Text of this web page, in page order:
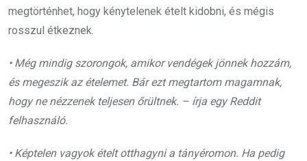
megtörténhet, hogy kénytelenek ételt kidobni, és mégis
rosszul étkeznek.
• Még mindig szorongok, amikor vendégek jönnek hozzám,
és megeszik az ételemet. Bár ezt megtartom magamnak,
hogy ne nézzenek teljesen őrültnek. – írja egy Reddit
felhasználó.
• Képtelen vagyok ételt otthagyni a tányéromon. Ha pedig